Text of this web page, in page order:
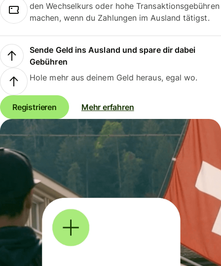
den Wechselkurs oder hohe Transaktionsgebühren
machen, wenn du Zahlungen im Ausland tätigst.
Sende Geld ins Ausland und spare dir dabei
Gebühren
Hole mehr aus deinem Geld heraus, egal wo.
Registrieren Mehr erfahren